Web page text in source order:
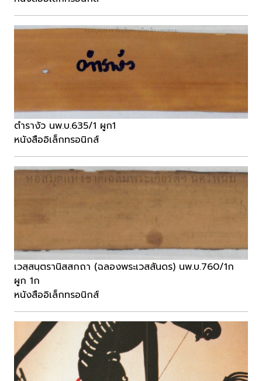
ตำรางัว นพ.บ.635/1 ผูก1
หนังสืออิเล็กทรอนิกส์
เวสฺสนฺตรานิสสกถา (ฉลองพระเวสสันดร) นพ.บ.760/1ก
ผูก 1ก
หนังสืออิเล็กทรอนิกส์